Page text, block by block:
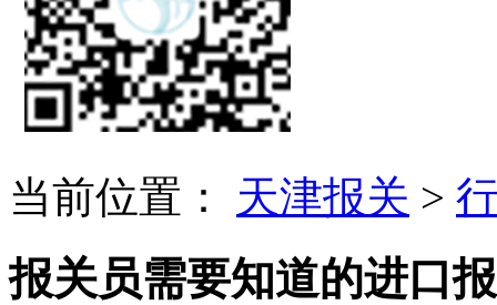
当前位置： 天津报关 >
报关员需要知道的进口